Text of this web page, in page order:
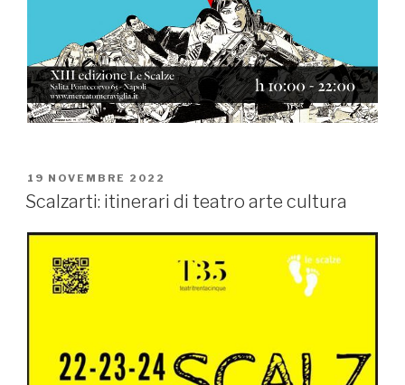
PUBBLICATO
IL
19 NOVEMBRE 2022
Scalzarti: itinerari di teatro arte cultura